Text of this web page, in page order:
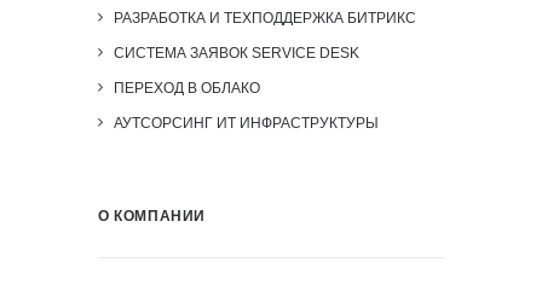
РАЗРАБОТКА И ТЕХПОДДЕРЖКА БИТРИКС
СИСТЕМА ЗАЯВОК SERVICE DESK
ПЕРЕХОД В ОБЛАКО
АУТСОРСИНГ ИТ ИНФРАСТРУКТУРЫ
О КОМПАНИИ